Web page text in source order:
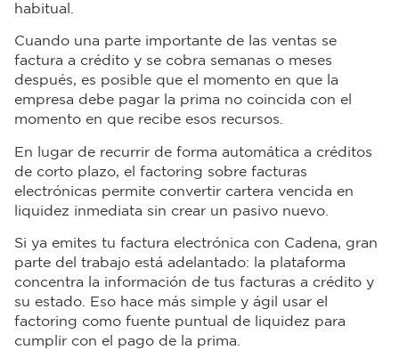
habitual.
Cuando una parte importante de las ventas se
factura a crédito y se cobra semanas o meses
después, es posible que el momento en que la
empresa debe pagar la prima no coincida con el
momento en que recibe esos recursos.
En lugar de recurrir de forma automática a créditos
de corto plazo, el factoring sobre facturas
electrónicas permite convertir cartera vencida en
liquidez inmediata sin crear un pasivo nuevo.
Si ya emites tu factura electrónica con Cadena, gran
parte del trabajo está adelantado: la plataforma
concentra la información de tus facturas a crédito y
su estado. Eso hace más simple y ágil usar el
factoring como fuente puntual de liquidez para
cumplir con el pago de la prima.